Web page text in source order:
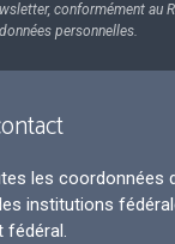
conformément au
personnelles.
les coordonnées
institutions
fédéral.